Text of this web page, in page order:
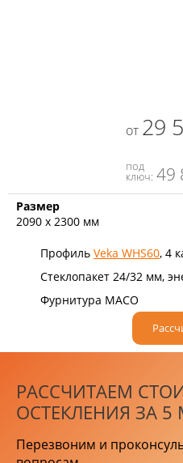
от 29
под
ключ: 49
Размер
2090 х 2300 мм
Профиль Veka WHS60, 4
Стеклопакет 24/32 мм,
Фурнитура MACO
РАССЧИТАЕМ
ОСТЕКЛЕНИЯ ЗА
Перезвоним и